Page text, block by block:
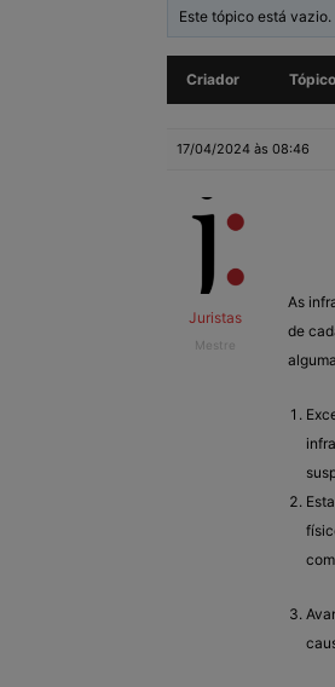
Este tópico está vazio.
Criador Tópico
17/04/2024 às 08:46
Juristas
Mestre
As
de